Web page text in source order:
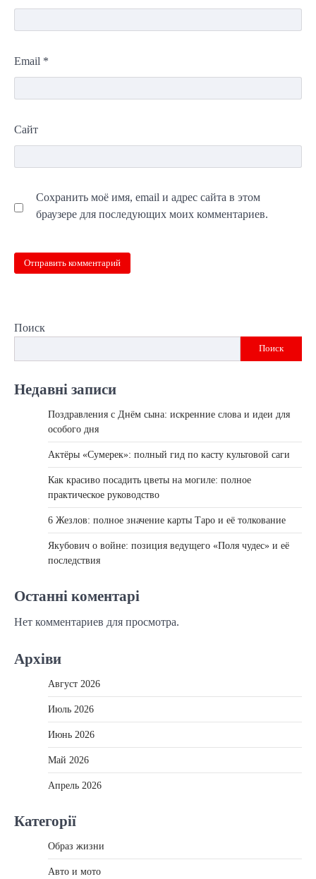
Email *
Сайт
Сохранить моё имя, email и адрес сайта в этом
браузере для последующих моих комментариев.
Поиск
Поиск
Недавні записи
Поздравления с Днём сына: искренние слова и идеи для
особого дня
Актёры «Сумерек»: полный гид по касту культовой саги
Как красиво посадить цветы на могиле: полное
практическое руководство
6 Жезлов: полное значение карты Таро и её толкование
Якубович о войне: позиция ведущего «Поля чудес» и её
последствия
Останні коментарі
Нет комментариев для просмотра.
Архіви
Август 2026
Июль 2026
Июнь 2026
Май 2026
Апрель 2026
Категорії
Образ жизни
Авто и мото